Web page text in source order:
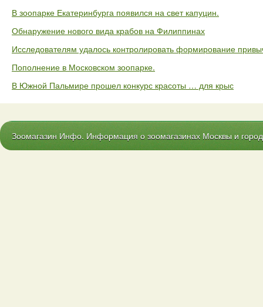
В зоопарке Екатеринбурга появился на свет капуцин.
Обнаружение нового вида крабов на Филиппинах
Исследователям удалось контролировать формирование
Пополнение в Московском зоопарке.
В Южной Пальмире прошел конкурс красоты … для крыс
Зоомагазин Инфо. Информация о зоомагазинах Москвы и